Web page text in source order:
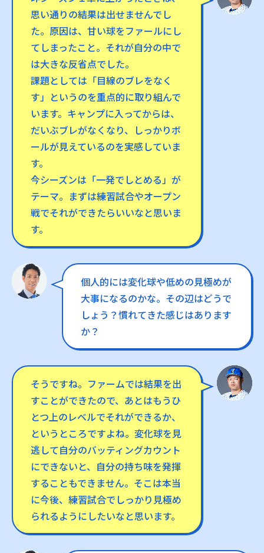
思い通りの結果は出せませんでし
た。原因は、甘い球をファールにし
てしまったこと。それが自分の中で
は大きな反省点でした。
課題としては「目線のブレをなく
す」というのを重点的に取り組んで
います。キャンプに入ってからは、
だいぶブレがなくなり、しっかりボ
ールが見えているのを実感していま
す。
今シーズンは「一発でしとめる」が
テーマ。まずは練習試合やオープン
戦でそれができたらいいなと思いま
す。
個人的には変化球や低めの見極めが
大事になるのかな。その辺はどうで
しょう？慣れてきた感じはあります
か？
そうですね。ファームでは結果を出
すことができたので、あとはもうひ
とつ上のレベルでそれができるか、
というところですよね。変化球を見
逃して自分のバッティングカウント
にできないと、自分の持ち味を発揮
することもできません。そこは本当
に今後、練習試合でしっかり見極め
られるようにしたいなと思います。